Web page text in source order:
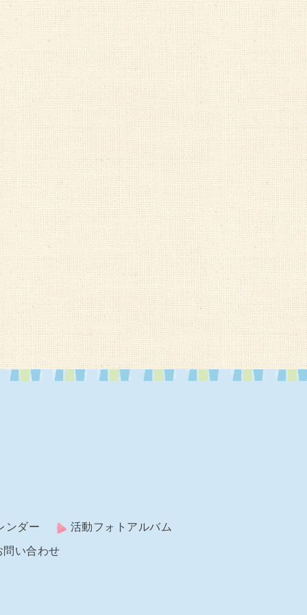
ンダー 活動フォトアルバム
問い合わせ